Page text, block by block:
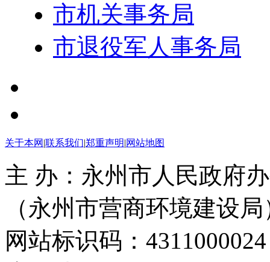
市机关事务局
市退役军人事务局
关于本网| 联系我们|郑重声明 网站地图
主 办：永州市人民政府
（永州市营商环境建设局